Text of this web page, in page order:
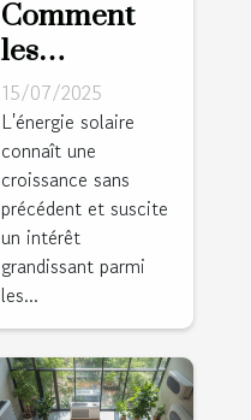
Comment
les
panneaux
solaires
peuvent
réduire vos
factures
d'électricité?
15/07/2025
L'énergie solaire
connaît une
croissance sans
précédent et suscite
un intérêt
grandissant parmi
les...